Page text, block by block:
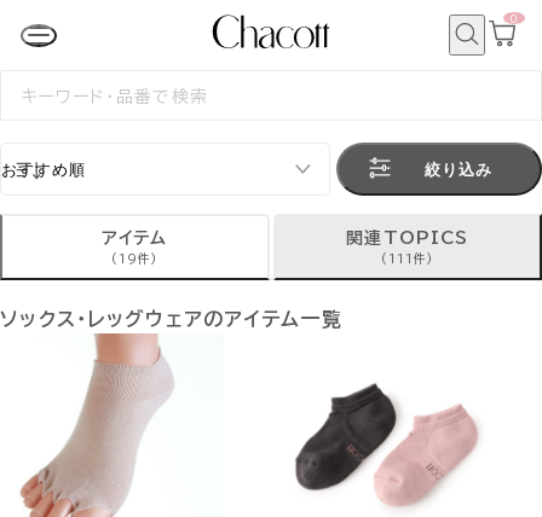
カ
0
検
絞り込み
アイテム
(19件)
関連TOPICS
(111件)
ソックス・レッグウェアのアイテム一覧